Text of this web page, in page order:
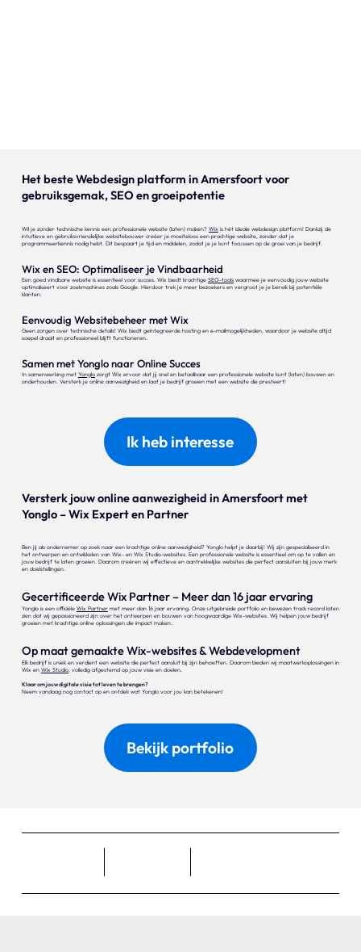
Het beste Webdesign platform in Amersfoort voor
gebruiksgemak, SEO en groeipotentie
Wil je zonder technische kennis een professionele website (laten) maken? Wix is hét ideale webdesign platform! Dankzij de
intuïtieve en gebruiksvriendelijke websitebouwer creëer je moeiteloos een prachtige website, zonder dat je
programmeerkennis nodig hebt. Dit bespaart je tijd en middelen, zodat je je kunt focussen op de groei van je bedrijf.
Wix en SEO: Optimaliseer je Vindbaarheid
Een goed vindbare website is essentieel voor succes. Wix biedt krachtige SEO-toolswaarmee je eenvoudig jouw website
optimaliseert voor zoekmachines zoals Google. Hierdoor trek je meer bezoekers en vergroot je je bereik bij potentiële
klanten.
Eenvoudig Websitebeheer met Wix
Geen zorgen over technische details! Wix biedt geïntegreerde hosting en e-mailmogelijkheden, waardoor je website altijd
soepel draait en professioneel blijft functioneren.
Samen met Yonglo naar Online Succes
In samenwerking met Yonglozorgt Wix ervoor dat jij snel en betaalbaar een professionele website kunt (laten) bouwen en
onderhouden. Versterk je online aanwezigheid en laat je bedrijf groeien met een website die presteert!
Ik heb interesse
Versterk jouw online aanwezigheid in Amersfoort met
Yonglo – Wix Expert en Partner
Ben jij als ondernemer op zoek naar een krachtige online aanwezigheid? Yonglo helpt je daarbij! Wij zijn gespecialiseerd in
het ontwerpen en ontwikkelen van Wix- en Wix Studio-websites. Een professionele website is essentieel om op te vallen en
jouw bedrijf te laten groeien. Daarom creëren wij effectieve en aantrekkelijke websites die perfect aansluiten bij jouw merk
en doelstellingen.
Gecertificeerde Wix Partner – Meer dan 16 jaar ervaring
Yonglo is een officiële Wix Partnermet meer dan 16 jaar ervaring. Onze uitgebreide portfolio en bewezen track record laten
zien dat wij gepassioneerd zijn over het ontwerpen en bouwen van hoogwaardige Wix-websites. Wij helpen jouw bedrijf
groeien met krachtige online oplossingen die impact maken.
Op maat gemaakte Wix-websites & Webdevelopment
Elk bedrijf is uniek en verdient een website die perfect aansluit bij zijn behoeften. Daarom bieden wij maatwerkoplossingen in
Wix en Wix Studio, volledig afgestemd op jouw visie en doelen.
Klaar om jouw digitale visie tot leven te brengen?
Neem vandaag nog contact op en ontdek wat Yonglo voor jou kan betekenen!
Bekijk portfolio
Websites
Projecten